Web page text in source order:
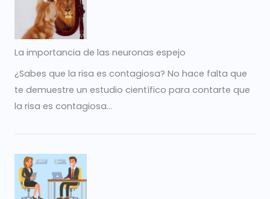
La importancia de las neuronas espejo
¿Sabes que la risa es contagiosa? No hace falta que
te demuestre un estudio científico para contarte que
la risa es contagiosa…